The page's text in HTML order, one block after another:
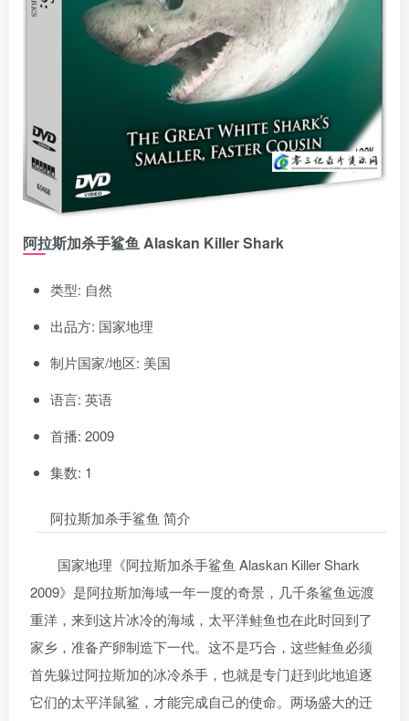
阿拉斯加杀手鲨鱼 Alaskan Killer Shark
类型: 自然
出品方: 国家地理
制片国家/地区: 美国
语言: 英语
首播: 2009
集数: 1
阿拉斯加杀手鲨鱼 简介
国家地理《阿拉斯加杀手鲨鱼 Alaskan Killer Shark
2009》是阿拉斯加海域一年一度的奇景，几千条鲨鱼远渡
重洋，来到这片冰冷的海域，太平洋鲑鱼也在此时回到了
家乡，准备产卵制造下一代。这不是巧合，这些鲑鱼必须
首先躲过阿拉斯加的冰冷杀手，也就是专门赶到此地追逐
它们的太平洋鼠鲨，才能完成自己的使命。两场盛大的迁